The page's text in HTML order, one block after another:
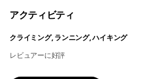
アクティビティ
クライミング, ランニング, ハイキング
レビュアーに好評